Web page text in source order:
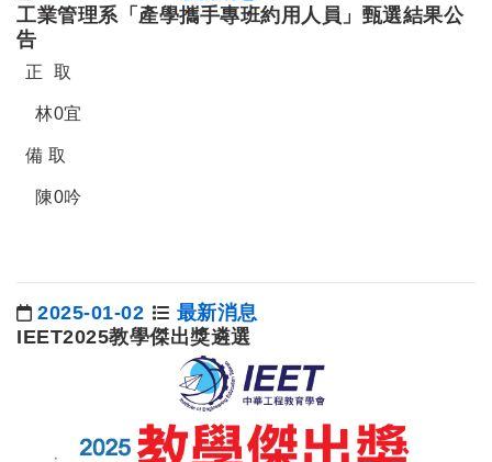
工業管理系「產學攜手專班約用人員」甄選結果公
告
正 取
林0宜
備 取
陳0吟
日期：
2025-01-02
最新消息
IEET2025教學傑出獎遴選